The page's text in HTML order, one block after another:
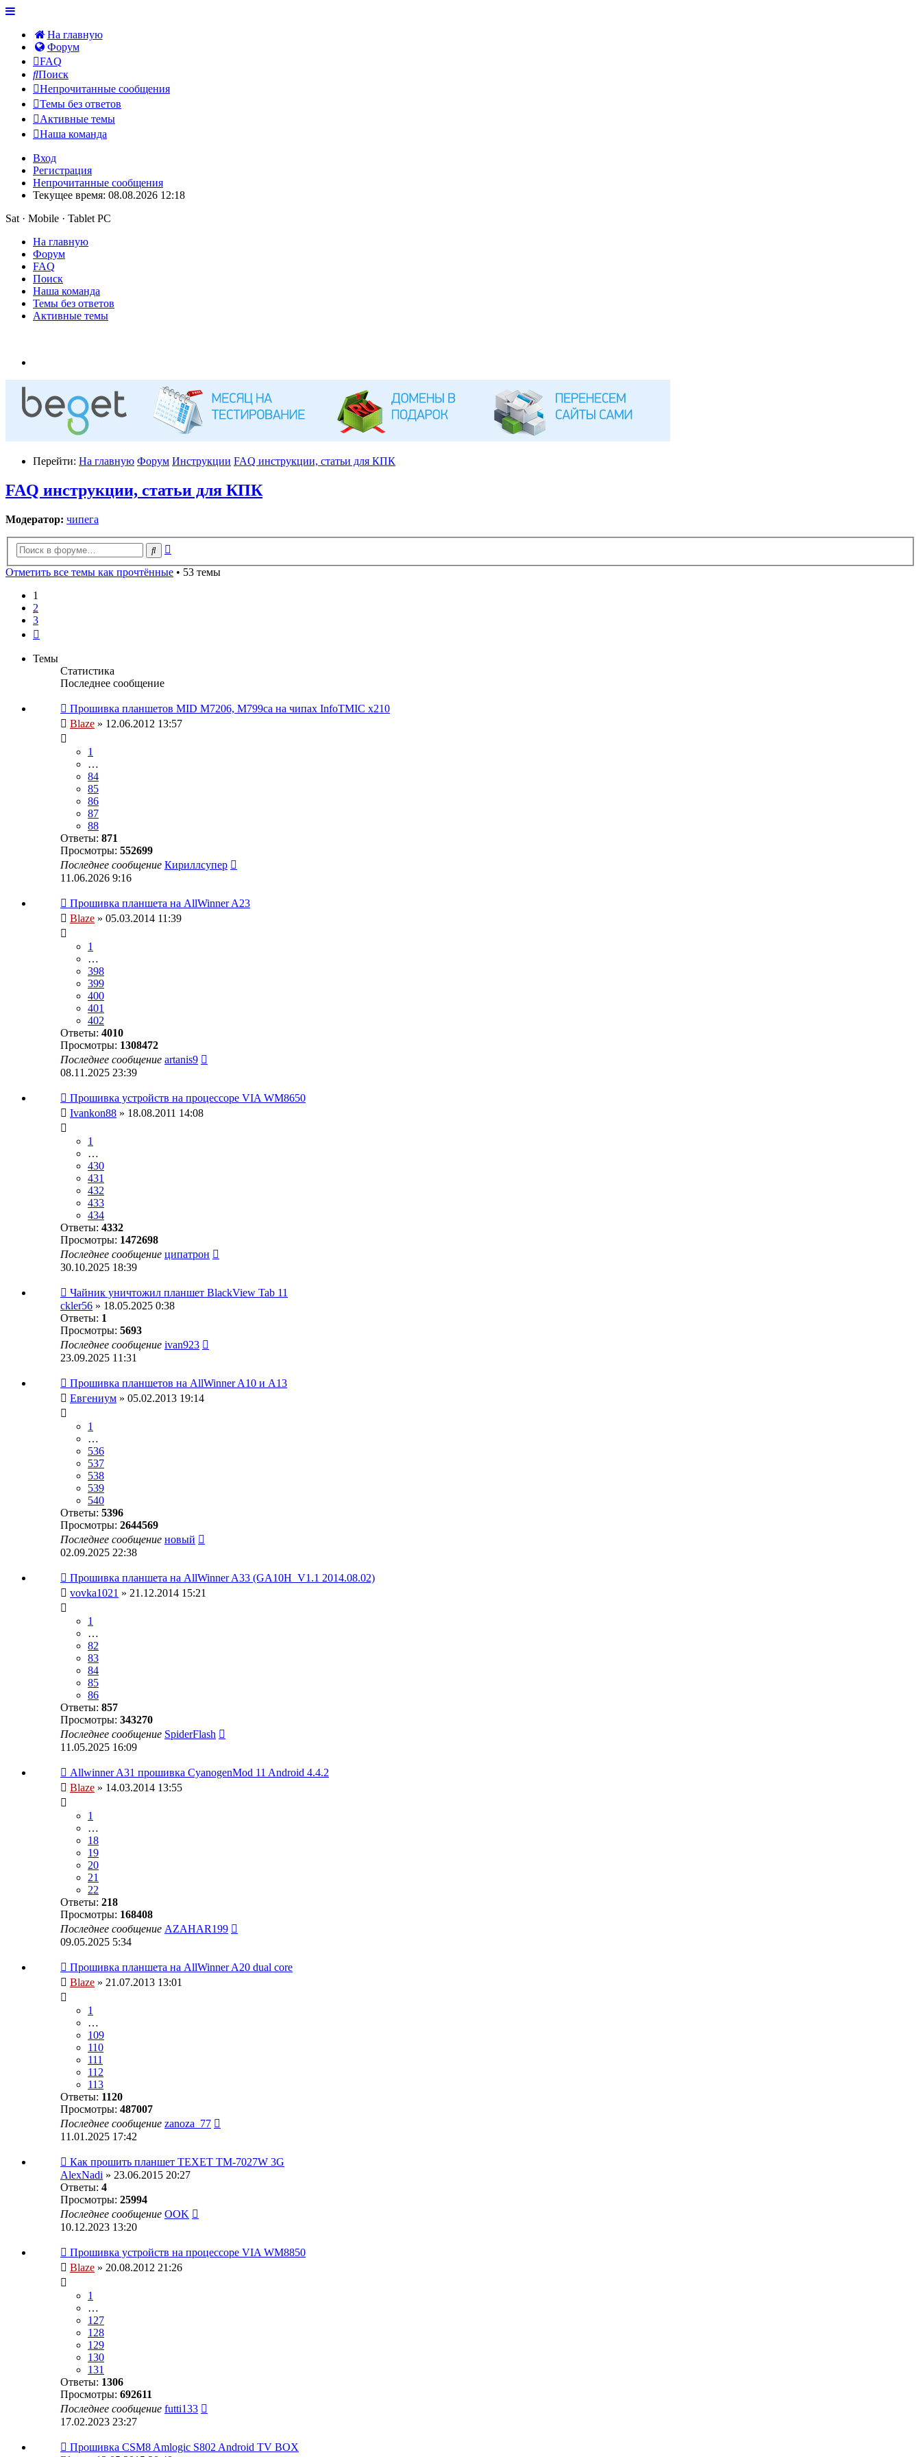
На главную
Форум
FAQ
Поиск
Непрочитанные сообщения
Темы без ответов
Активные темы
Наша команда
Вход
Регистрация
Непрочитанные сообщения
Текущее время: 08.08.2026 12:18
Sat · Mobile · Tablet PC
На главную
Форум
FAQ
Поиск
Наша команда
Темы без ответов
Активные темы
Перейти: На главную Форум Инструкции FAQ инструкции, статьи для КПК
FAQ инструкции, статьи для КПК
Модератор: чипега
Поиск
Отметить все темы как прочтённые • 53 темы
1
2
3
Темы
Статистика
Последнее сообщение
Прошивка планшетов MID M7206, M799ca на чипах InfoTMIC x210
Blaze » 12.06.2012 13:57
1
…
84
85
86
87
88
Ответы: 871
Просмотры: 552699
Последнее сообщение Кириллсупер
11.06.2026 9:16
Прошивка планшета на AllWinner A23
Blaze » 05.03.2014 11:39
1
…
398
399
400
401
402
Ответы: 4010
Просмотры: 1308472
Последнее сообщение artanis9
08.11.2025 23:39
Прошивка устройств на процессоре VIA WM8650
Ivankon88 » 18.08.2011 14:08
1
…
430
431
432
433
434
Ответы: 4332
Просмотры: 1472698
Последнее сообщение ципатрон
30.10.2025 18:39
Чайник уничтожил планшет BlackView Tab 11
ckler56 » 18.05.2025 0:38
Ответы: 1
Просмотры: 5693
Последнее сообщение ivan923
23.09.2025 11:31
Прошивка планшетов на AllWinner A10 и A13
Евгениум » 05.02.2013 19:14
1
…
536
537
538
539
540
Ответы: 5396
Просмотры: 2644569
Последнее сообщение новый
02.09.2025 22:38
Прошивка планшета на AllWinner A33 (GA10H_V1.1 2014.08.02)
vovka1021 » 21.12.2014 15:21
1
…
82
83
84
85
86
Ответы: 857
Просмотры: 343270
Последнее сообщение SpiderFlash
11.05.2025 16:09
Allwinner A31 прошивка CyanogenMod 11 Android 4.4.2
Blaze » 14.03.2014 13:55
1
…
18
19
20
21
22
Ответы: 218
Просмотры: 168408
Последнее сообщение AZAHAR199
09.05.2025 5:34
Прошивка планшета на AllWinner A20 dual core
Blaze » 21.07.2013 13:01
1
…
109
110
111
112
113
Ответы: 1120
Просмотры: 487007
Последнее сообщение zanoza_77
11.01.2025 17:42
Как прошить планшет TEXET TM-7027W 3G
AlexNadi » 23.06.2015 20:27
Ответы: 4
Просмотры: 25994
Последнее сообщение OOK
10.12.2023 13:20
Прошивка устройств на процессоре VIA WM8850
Blaze » 20.08.2012 21:26
1
…
127
128
129
130
131
Ответы: 1306
Просмотры: 692611
Последнее сообщение futti133
17.02.2023 23:27
Прошивка CSM8 Amlogic S802 Android TV BOX